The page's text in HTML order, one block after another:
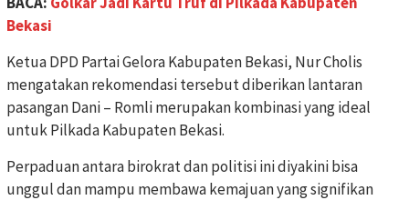
Bekasi
Ketua DPD Partai Gelora Kabupaten Bekasi, Nur Cholis
mengatakan rekomendasi tersebut diberikan lantaran
pasangan Dani – Romli merupakan kombinasi yang ideal
untuk Pilkada Kabupaten Bekasi.
Perpaduan antara birokrat dan politisi ini diyakini bisa
unggul dan mampu membawa kemajuan yang signifikan